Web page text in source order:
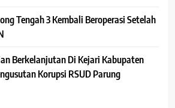
Tengah 3 Kembali Beroperasi Setelah
Berkelanjutan Di Kejari Kabupaten
Korupsi RSUD Parung